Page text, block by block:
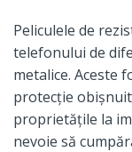
Peliculele de
telefonului de
metalice. Aceste
protecție
proprietățile la
nevoie să